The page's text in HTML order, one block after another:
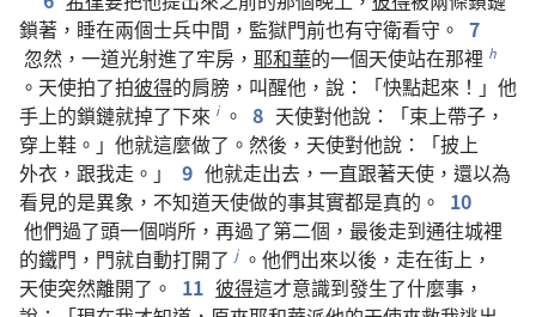
鎖著 ， 睡在兩個士兵中間 ， 監獄門前也有守衛看守 。 7
忽然 ， 一道光射進了牢房 ， 耶和華的一個天使站在那裡 h
。 天使拍了拍彼得的肩膀 ， 叫醒他 ， 說 ：「快點起來 ！」 他
手上的鎖鏈就掉了下來 i 。 8 天使對他說 ：「束上帶子 ，
穿上鞋 。」 他就這麼做了 。 然後 ， 天使對他說 ：「披上
外衣 ， 跟我走 。」 9 他就走出去 ， 一直跟著天使 ， 還以為
看見的是異象 ， 不知道天使做的事其實都是真的 。 10
他們過了頭一個哨所 ， 再過了第二個 ， 最後走到通往城裡
的鐵門 ， 門就自動打開了 j 。 他們出來以後 ， 走在街上 ，
天使突然離開了 。 11 彼得這才意識到發生了什麼事 ，